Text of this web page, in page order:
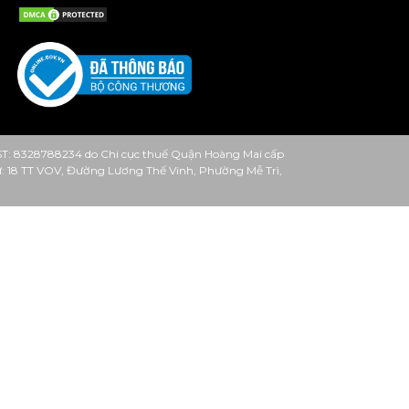
8328788234 do Chi cục thuế Quận Hoàng Mai cấp
TT VOV, Đường Lương Thế Vinh, Phường Mễ Trì,